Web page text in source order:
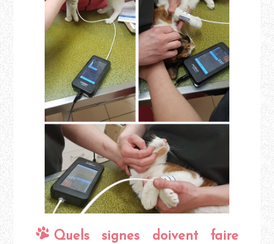
Quels signes doivent faire